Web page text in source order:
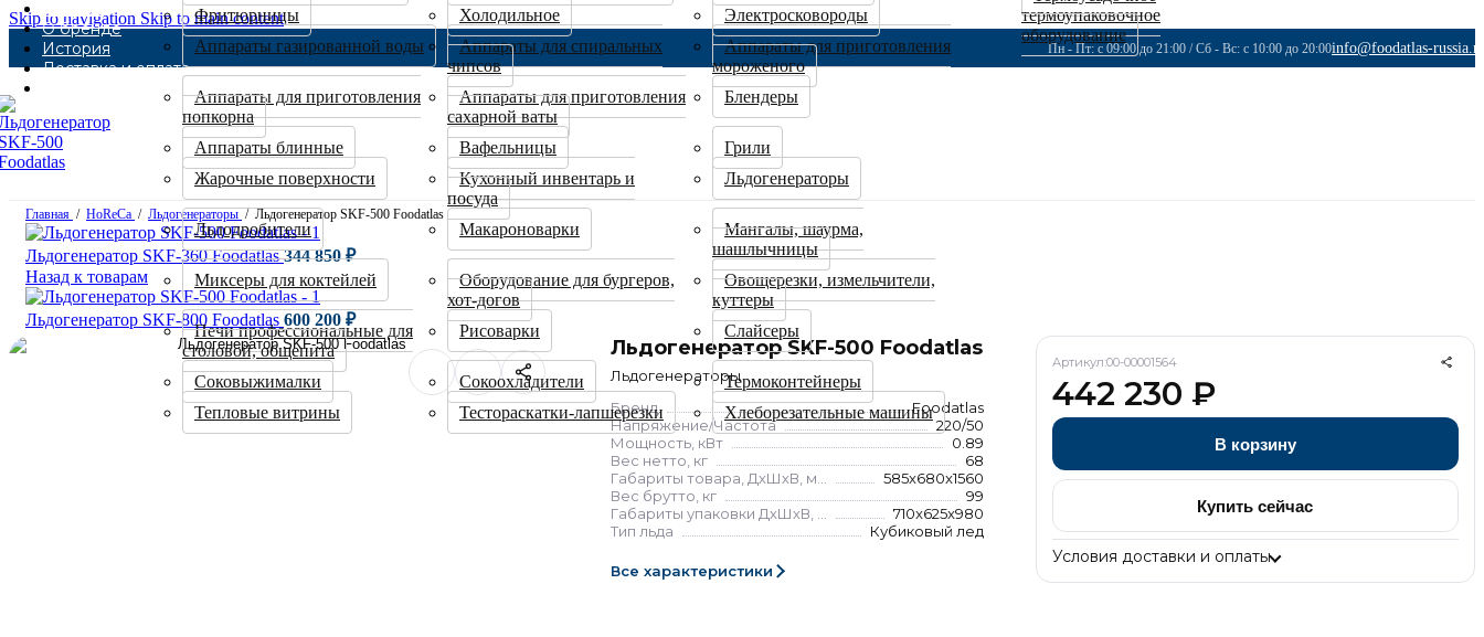
Skip to navigation Skip to main content
Каталог
О бренде
История
Доставка и оплата
Пн - Пт: с 09:00 до 21:00 / Сб - Вс: с 10:00 до 20:00info@foodatlas-
Фритюрницы Холодильное
Электросковороды
Аппараты газированной воды
Аппараты для спиральных
чипсов
Аппараты для приготовления
мороженого
Аппараты для приготовления
попкорна
Аппараты для приготовления
сахарной ваты
Блендеры
Аппараты блинные Вафельницы
Грили
Жарочные поверхности
Кухонный инвентарь и
посуда
Льдогенераторы
Льдодробители Макароноварки
Мангалы, шаурма,
шашлычницы
Миксеры для коктейлей
Оборудование для бургеров,
хот-догов
Овощерезки, измельчители,
куттеры
Печи профессиональные для
столовой, общепита
Рисоварки Слайсеры
Соковыжималки Сокоохладители
Термоконтейнеры
Тепловые витрины
Тестораскатки-лапшерезки Хлеборезательные машины
термоупаковочное
оборудование
Главная / HoReCa / Льдогенераторы / Льдогенератор SKF-500 Foodatlas
Льдогенератор SKF-360 Foodatlas344 850₽
Назад к товарам
Льдогенератор SKF-800 Foodatlas 600 200 ₽
Льдогенератор SKF-500 Foodatlas
Льдогенераторы
Бренд
Foodatlas
Напряжение/Частота
220/50
Мощность, кВт
0.89
Вес нетто, кг
68
585x680x1560
Вес брутто, кг
99
710x625x980
Тип льда
Кубиковый лед
Все характеристики
Артикул:00-00001564
442 230 ₽
В корзину
Купить сейчас
Условия доставки и оплаты